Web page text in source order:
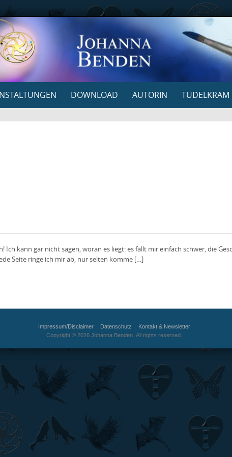
DOWNLOAD AUTORIN TÜDELKRAM
Ich kann gar nicht sagen, woran es liegt: es fällt mir einfach schwer, die
Seite ringe ich mir ab, nur selten komme […]
Impressum/Disclaimer Datenschutz
Kontakt & Newsletter
Copyright © 2026 Johanna Benden. All rights reserved.